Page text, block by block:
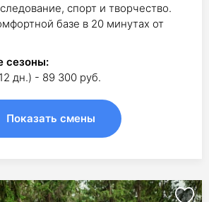
спорт и творчество.
базе в 20 минутах от
сезоны:
дн.) - 89 300 руб.
Показать смены